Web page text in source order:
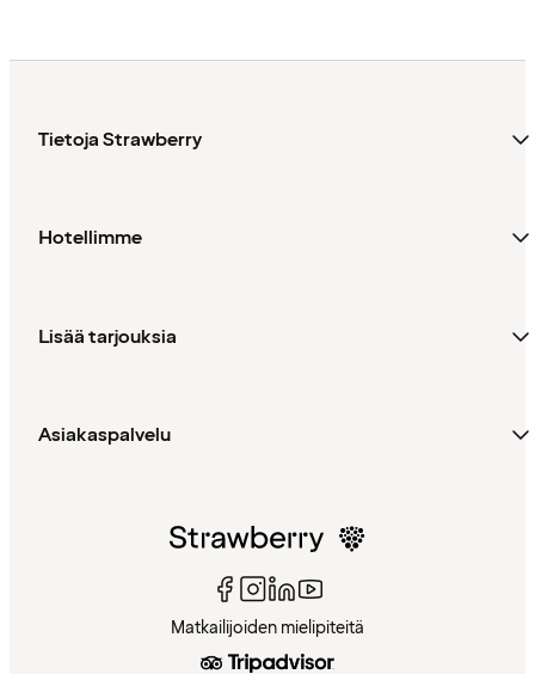
Tietoja Strawberry
Hotellimme
Lisää tarjouksia
Asiakaspalvelu
Matkailijoiden mielipiteitä